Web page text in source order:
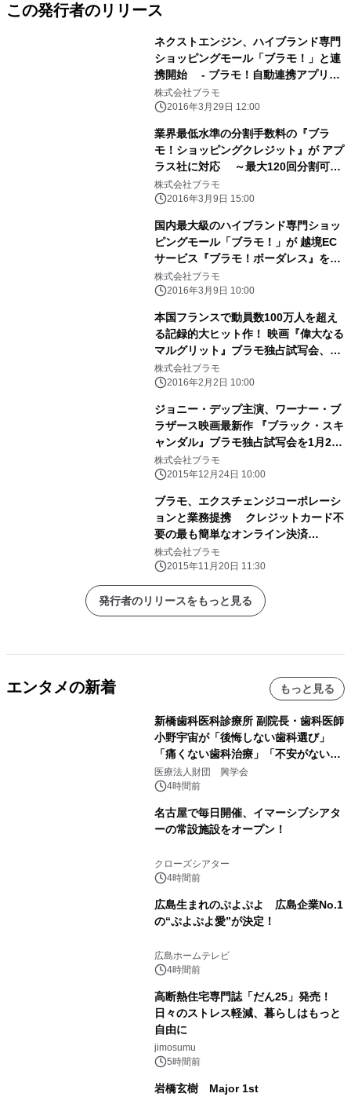
この発行者のリリース
ネクストエンジン、ハイブランド専門
ショッピングモール「ブラモ！」と連
携開始 - ブラモ！自動連携アプリの
販売開始 -
株式会社ブラモ
2016年3月29日 12:00
業界最低水準の分割手数料の『ブラ
モ！ショッピングクレジット』が アプ
ラス社に対応 ～最大120回分割可能
な「ブラモ！スーパーショッピングク
レジット」で 月々12,000円で、100万
株式会社ブラモ
2016年3月9日 15:00
国内最大級のハイブランド専門ショッ
ピングモール「ブラモ！」が 越境EC
サービス『ブラモ！ボーダレス』を3
月9日に開始！
株式会社ブラモ
2016年3月9日 10:00
本国フランスで動員数100万人を超え
る記録的大ヒット作！ 映画『偉大なる
マルグリット』ブラモ独占試写会、2
月11日(木)開催決定！ “伝説の音痴”と
呼ばれた実在の歌姫から生まれた、愛
株式会社ブラモ
2016年2月2日 10:00
ジョニー・デップ主演、ワーナー・ブ
ラザース映画最新作 『ブラック・スキ
ャンダル』ブラモ独占試写会を1月26
日(火)開催！ 抽選で150組300名様を
ご招待！
株式会社ブラモ
2015年12月24日 10:00
ブラモ、エクスチェンジコーポレーシ
ョンと業務提携 クレジットカード不
要の最も簡単なオンライン決済
『Paidy』11月19日導入
株式会社ブラモ
2015年11月20日 11:30
発行者のリリースをもっと見る
エンタメの新着 もっと見る
新橋歯科医科診療所 副院長・歯科医師
小野宇宙が「後悔しない歯科選び」
「痛くない歯科治療」「不安がない治
療計画」をテーマに専門監修
医療法人財団 興学会
4時間前
名古屋で毎日開催、イマーシブシアタ
ーの常設施設をオープン！
クローズシアター
4時間前
広島生まれのぷよぷよ 広島企業No.1
の“ぷよぷよ愛”が決定！
広島ホームテレビ
4時間前
高断熱住宅専門誌「だん25」発売！
日々のストレス軽減、暮らしはもっと
自由に
jimosumu
5時間前
岩橋玄樹 Major 1st